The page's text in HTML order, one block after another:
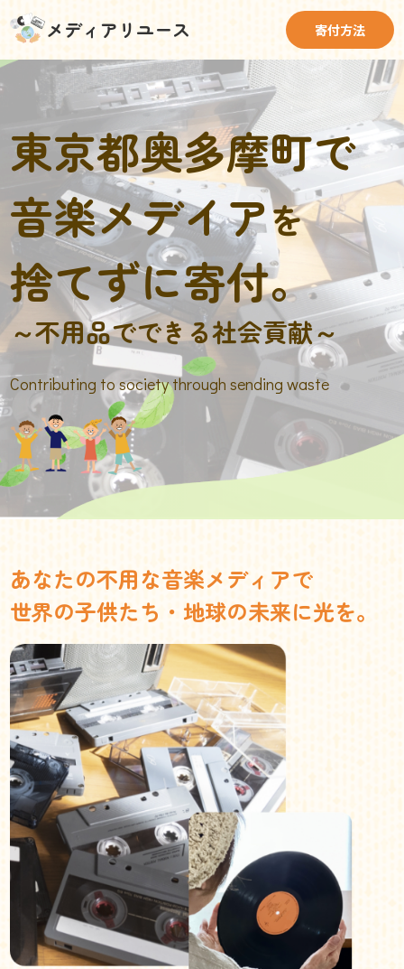
メディアリユース 寄付方法
東京都奥多摩町で
音楽メデイアを
捨てずに寄付。
～不用品でできる社会貢献～
Contributing to society through sending waste
あなたの不用な音楽メディアで
世界の子供たち・地球の未来に光を。